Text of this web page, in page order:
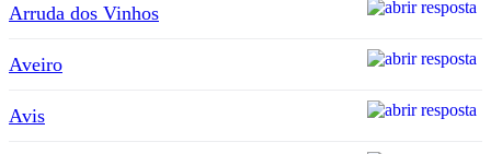
Arruda dos Vinhos
Aveiro
Avis